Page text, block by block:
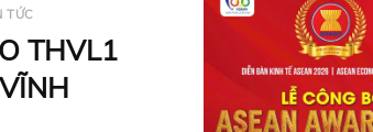
TỨC
THVL1